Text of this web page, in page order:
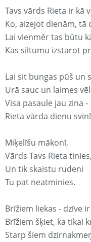
Tavs vārds Rieta ir kā
Ko, aizejot dienām, tā
Lai vienmēr tas būtu
Kas siltumu izstarot
Lai sit bungas pūš un
Urā sauc un laimes
Visa pasaule jau zina -
Rieta vārda dienu svin!
Miķelīšu mākonī,
Vārds Tavs Rieta tinies,
Un tik skaistu rudeni
Tu pat neatminies.
Brīžiem liekas - dzīve
Brīžiem šķiet, ka tikai
Starp šiem